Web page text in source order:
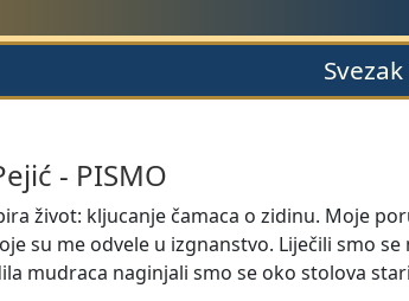
- PISMO
život: kljucanje čamaca o zidinu. Moje
su me odvele u izgnanstvo. Liječili smo
mudraca naginjali smo se oko stolova